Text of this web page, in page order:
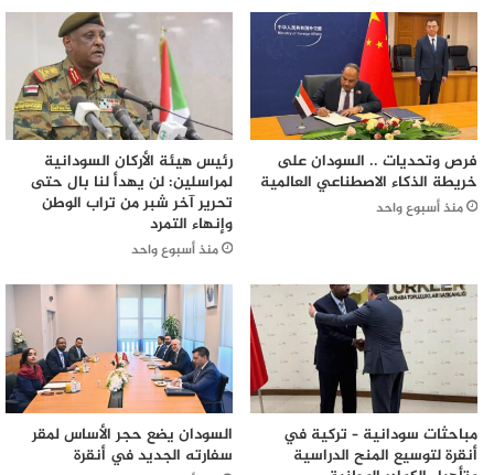
فرص وتحديات .. السودان على
خريطة الذكاء الاصطناعي العالمية
منذ أسبوع واحد
رئيس هيئة الأركان السودانية
لمراسلين: لن يهدأ لنا بال حتى
تحرير آخر شبر من تراب الوطن
وإنهاء التمرد
منذ أسبوع واحد
مباحثات سودانية – تركية في
أنقرة لتوسيع المنح الدراسية
السودان يضع حجر الأساس لمقر
سفارته الجديد في أنقرة